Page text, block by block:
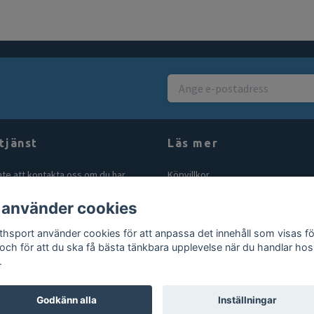
att kontakta oss om du har
vi kan! Maila oss på
Läs mer
Köpvillkor
Gör en retur
cookies
använder cookies för att anpassa det innehåll som visas
för att du ska få bästa tänkbara upplevelse när du handlar hos
Godkänn alla Inställningar